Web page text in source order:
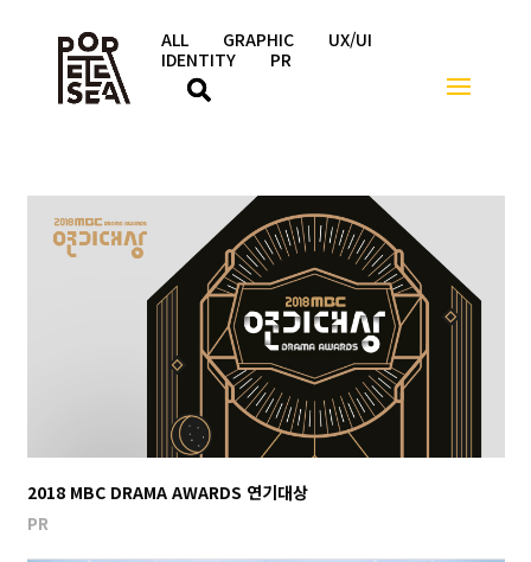
ALL GRAPHIC
UX/UI
IDENTITY
PR
행사/이벤트
2018 MBC DRAMA AWARDS 연기대상
PR